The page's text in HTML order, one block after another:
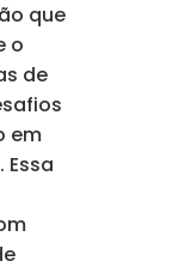
que
o
de
em